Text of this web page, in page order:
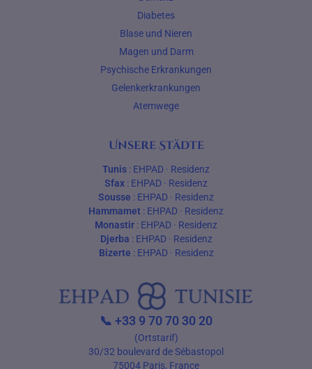
Diabetes
Blase und Nieren
Magen und Darm
Psychische Erkrankungen
Gelenkerkrankungen
Atemwege
Unsere Städte
Tunis : EHPAD · Residenz
Sfax : EHPAD · Residenz
Sousse : EHPAD · Residenz
Hammamet : EHPAD · Residenz
Monastir : EHPAD · Residenz
Djerba : EHPAD· Residenz
Bizerte : EHPAD· Residenz
📞 +33 9 70 70 30 20
(Ortstarif)
30/32 boulevard de Sébastopol
75004 Paris, France